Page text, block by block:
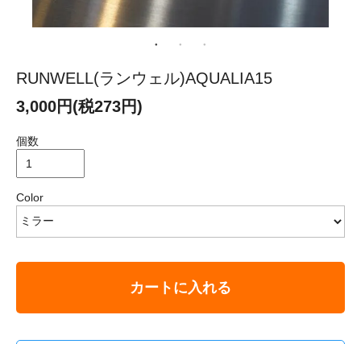
RUNWELL(ランウェル)AQUALIA15
3,000円(税273円)
個数
Color
カートに入れる